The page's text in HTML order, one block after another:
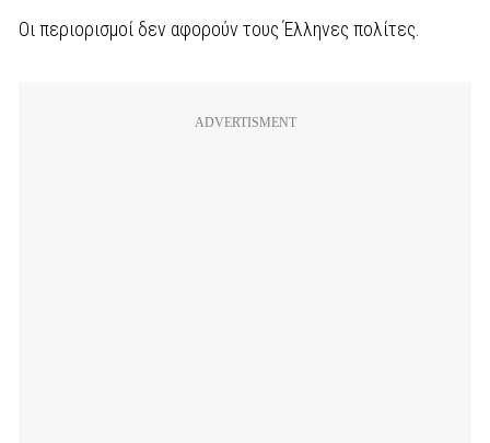
Οι περιορισμοί δεν αφορούν τους Έλληνες πολίτες.